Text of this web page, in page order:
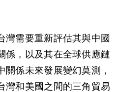
灣需要重新評估其與中國
係，以及其在全球供應鏈
關係未來發展變幻莫測，
灣和美國之間的三角貿易